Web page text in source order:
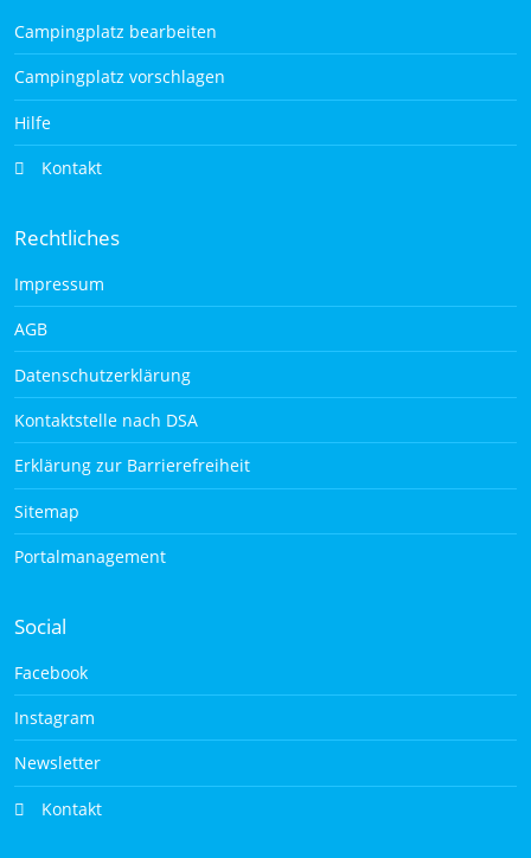
Campingplatz bearbeiten
Campingplatz vorschlagen
Hilfe
Kontakt
Rechtliches
Impressum
AGB
Datenschutzerklärung
Kontaktstelle nach DSA
Erklärung zur Barrierefreiheit
Sitemap
Portalmanagement
Social
Facebook
Instagram
Newsletter
Kontakt